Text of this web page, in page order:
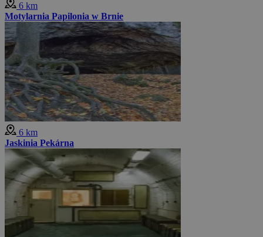
6 km
Motylarnia Papilonia w Brnie
6 km
Jaskinia Pekárna